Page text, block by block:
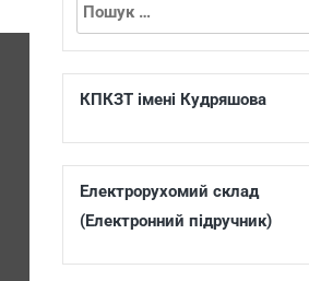
КПКЗТ імені Кудряшова
Електрорухомий склад
(Електронний підручник)